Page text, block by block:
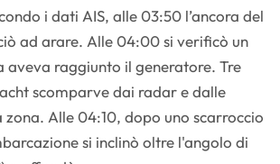
i dati AIS, alle 03:50 l’ancora del
ad arare. Alle 04:00 si verificò un
aveva raggiunto il generatore. Tre
scomparve dai radar e dalle
zona. Alle 04:10, dopo uno scarroccio
si inclinò oltre l'angolo di